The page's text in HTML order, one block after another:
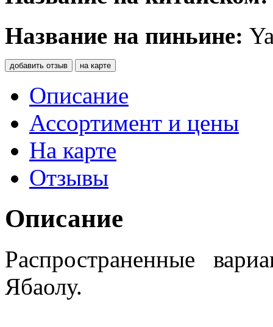
Название на пиньине:
добавить отзыв на карте
Описание
Ассортимент и цены
На карте
Отзывы
Описание
Распространенные
Ябаолу.